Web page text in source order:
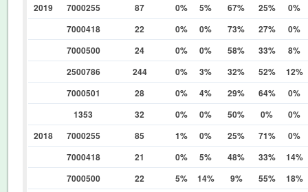
2019 7000255 87 0% 5% 67% 25%
0%
7000418
22 0% 0% 73% 27%
0%
7000500
24 0% 0% 58% 33%
8%
2500786
244 0% 3% 32% 52%
12%
7000501
28 0% 4% 29% 64%
0%
1353
32 0% 0% 50% 0%
0%
2018
7000255 85 1% 0% 25% 71%
0%
7000418
21 0% 5% 48% 33%
14%
7000500
22 5% 14% 9% 55%
18%